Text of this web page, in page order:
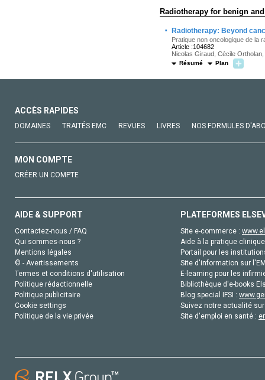
Radiotherapy for benign
· Radiotherapy: Beyond
Pratique non oncologique de la
Article :104682
Nicolas Giraud, Cécile
Résumé Plan
ACCÈS RAPIDES
DOMAINES TRAITÉS EMC REVUES LIVRES NOS FORMULES
MON COMPTE
CRÉER UN COMPTE
AIDE & SUPPORT
Contactez-nous / FAQ
Qui sommes-nous ?
Mentions légales
© - Avertissements
Termes et conditions d'utilisation
Politique rédactionnelle
Politique publicitaire
Cookie settings
Politique de la vie privée
PLATEFORMES
Site e-commerce :
Aide à la pratique
Portail pour les
Site d'information sur
E-learning pour les
Bibliothèque d'e-books
Blog special IFSI :
Suivez notre actualité
Site d'emploi en santé :